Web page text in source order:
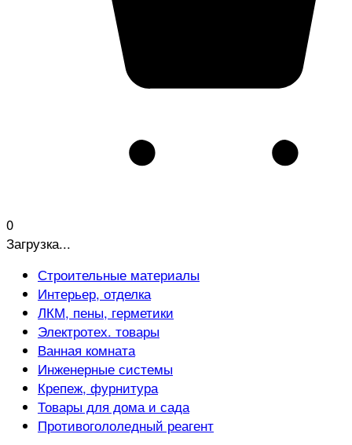
0
Загрузка...
Строительные материалы
Интерьер, отделка
ЛКМ, пены, герметики
Электротех. товары
Ванная комната
Инженерные системы
Крепеж, фурнитура
Товары для дома и сада
Противогололедный реагент